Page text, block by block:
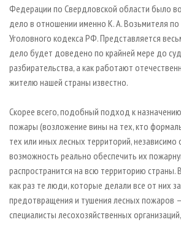
Федерации по Свердловской области было
дело в отношении именно К. А. Возьмителя по
Уголовного кодекса РФ. Представляется
дело будет доведено по крайней мере до
разбирательства, а как работают
жителю нашей страны известно.
Скорее всего, подобный подход к
пожары (возложение вины на тех, кто
тех или иных лесных территорий, независимо
возможность реально обеспечить их
распространится на всю территорию страны.
как раз те люди, которые делали все от них
предотвращения и тушения лесных пожаров
специалисты лесохозяйственных